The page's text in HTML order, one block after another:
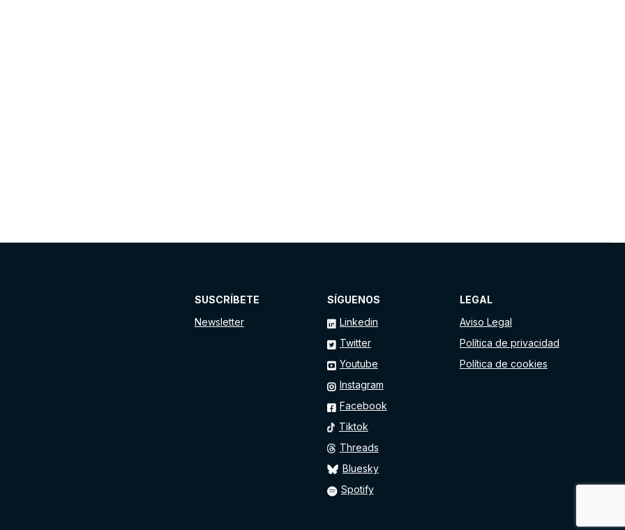
SUSCRÍBETE
Newsletter
SÍGUENOS
Linkedin
Twitter
Youtube
Instagram
Facebook
Tiktok
Threads
Bluesky
Spotify
LEGAL
Aviso Legal
Política de privacidad
Política de cookies